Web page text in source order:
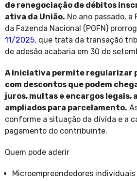
de renegociação de débitos
ativa da União. No ano passado, a
da Fazenda Nacional (PGFN)
11/2025, que trata da transação
de adesão acabaria em 30 de
A iniciativa permite regularizar
com descontos que podem
juros, multas e encargos legais,
ampliados para parcelamento.
conforme a situação da dívida e a
pagamento do contribuinte.
Quem pode aderir
Microempreendedores individuais